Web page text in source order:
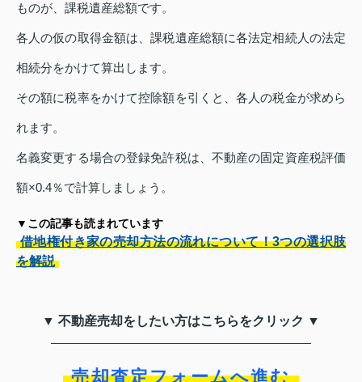
ものが、課税遺産総額です。
各人の仮の取得金額は、課税遺産総額に各法定相続人の法定
相続分をかけて算出します。
その額に税率をかけて控除額を引くと、各人の税金が求めら
れます。
名義変更する場合の登録免許税は、不動産の固定資産税評価
額×0.4％で計算しましょう。
▼この記事も読まれています
借地権付き家の売却方法の流れについて！3つの選択肢
を解説
▼ 不動産売却をしたい方はこちらをクリック ▼
売却査定フォームへ進む